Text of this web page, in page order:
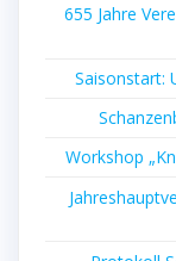
655 Jahre
Saisonstart:
Workshop